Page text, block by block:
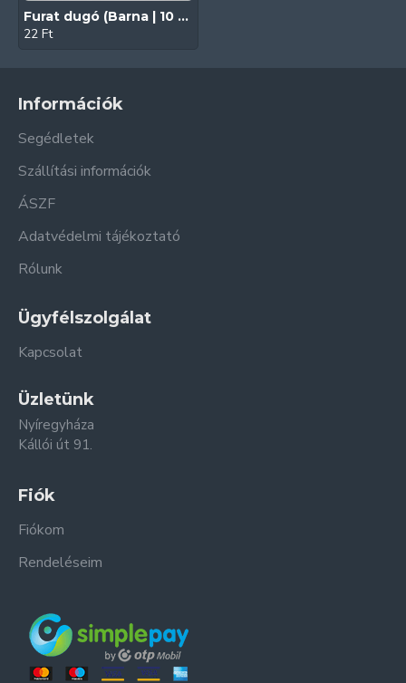
Furat dugó (Barna | 10 mm)
22 Ft
Információk
Segédletek
Szállítási információk
ÁSZF
Adatvédelmi tájékoztató
Rólunk
Ügyfélszolgálat
Kapcsolat
Üzletünk
Nyíregyháza
Kállói út 91.
Fiók
Fiókom
Rendeléseim